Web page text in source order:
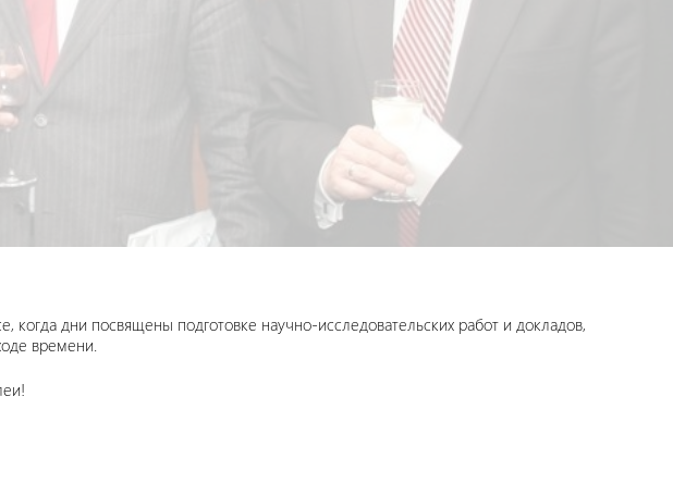
дни посвящены подготовке научно-исследовательских работ и докладов,
времени.